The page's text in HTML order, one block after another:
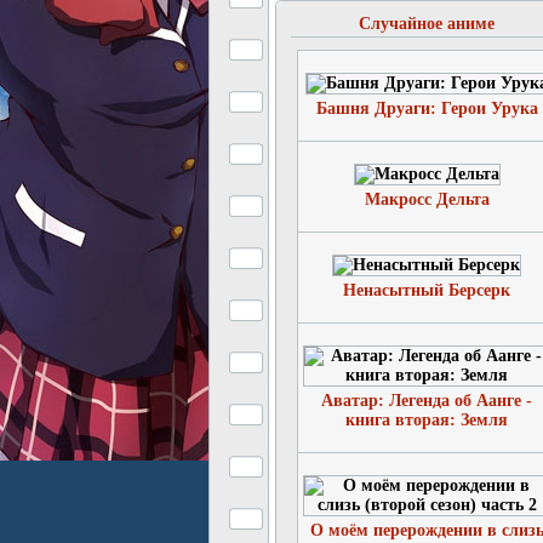
Случайное аниме
Башня Друаги: Герои Урука
Макросс Дельта
Ненасытный Берсерк
Аватар: Легенда об Аанге -
книга вторая: Земля
О моём перерождении в слизь